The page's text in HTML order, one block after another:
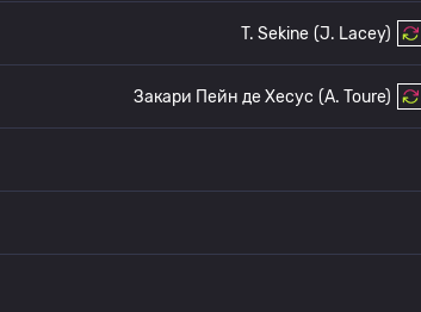
(J. Lacey)
T. Sekine
(A. Toure)
Закари Пейн де Хесус